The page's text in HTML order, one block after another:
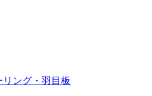
ング・羽目板